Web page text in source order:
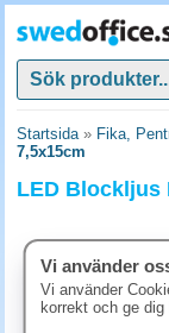
Startsida» Fika,
7,5x15cm
LED Blockljus
Vi använder
Vi använder
korrekt och ge